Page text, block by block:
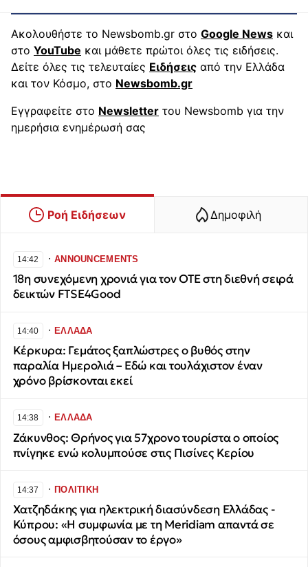
Ακολουθήστε το Newsbomb.gr στο Google News και
στο YouTube και μάθετε πρώτοι όλες τις ειδήσεις.
Δείτε όλες τις τελευταίες Ειδήσεις από την Ελλάδα
και τον Κόσμο, στο Newsbomb.gr
Εγγραφείτε στο Newsletter του Newsbomb για την
ημερήσια ενημέρωσή σας
Ροή Ειδήσεων Δημοφιλή
14:42 ∙ANNOUNCEMENTS
18η συνεχόμενη χρονιά για τον ΟΤΕ στη διεθνή σειρά
δεικτών FTSE4Good
14:40 ∙ΕΛΛΑΔΑ
Κέρκυρα: Γεμάτος ξαπλώστρες ο βυθός στην
παραλία Ημερολιά – Εδώ και τουλάχιστον έναν
χρόνο βρίσκονται εκεί
14:38 ∙ΕΛΛΑΔΑ
Ζάκυνθος: Θρήνος για 57χρονο τουρίστα ο οποίος
πνίγηκε ενώ κολυμπούσε στις Πισίνες Κερίου
14:37 ∙ΠΟΛΙΤΙΚΗ
Χατζηδάκης για ηλεκτρική διασύνδεση Ελλάδας -
Κύπρου: «Η συμφωνία με τη Meridiam απαντά σε
όσους αμφισβητούσαν το έργο»